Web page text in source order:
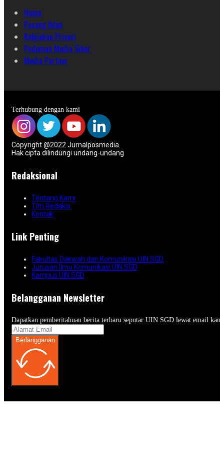
Home
Pasang Iklan
Kebijakan Privasi
Pedoman Media Siber
Media Partner
Terhubung dengan kami
Copyright @2022 Jurnalposmedia.
Hak cipta dilindungi undang-undang
Redaksional
Tentang Kami
Tim Redaksi
Kontak
Link Penting
Fakultas Dakwah dan Komunikasi UIN SGD
Jurusan Ilmu Komunikasi UIN SGD
Kampus UIN SGD
Belangganan Newsletter
Dapatkan pemberitahuan berita terbaru seputar UIN SGD lewat email
Berlangganan